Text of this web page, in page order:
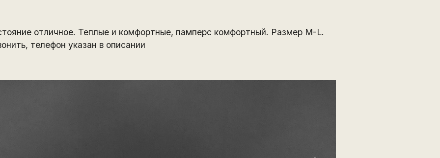
отличное. Теплые и комфортные, памперс комфортный. Размер M-L.
телефон указан в описании